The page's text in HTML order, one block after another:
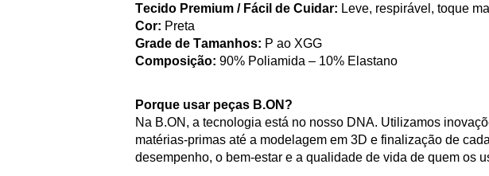
Tecido Premium / Fácil de Cuidar: Leve, respirável, toque
Cor: Preta
Grade de Tamanhos: P ao XGG
Composição: 90% Poliamida – 10% Elastano
Porque usar peças B.ON?
Na B.ON , a tecnologia está no nosso DNA. Utilizamos
matérias-primas até a modelagem em 3D e finalização de
desempenho, o bem-estar e a qualidade de vida de quem os